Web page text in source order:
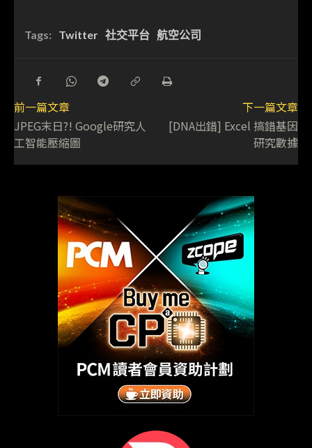
Tags: Twitter 社交平台 航空公司
前一篇文章
JPEG末日?! Google研究人
工智能壓縮圖
下一篇文章
[DNA出錯] Excel 搞錯基因
研究數據